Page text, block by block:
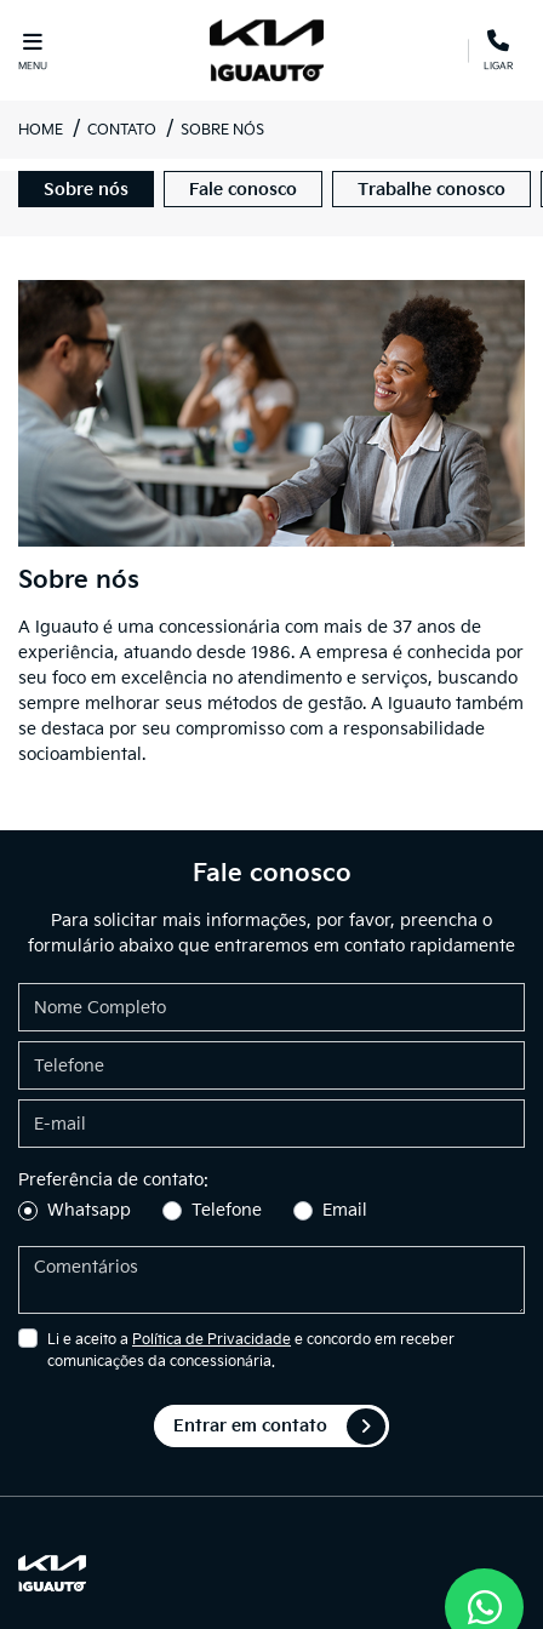
MENU LIGAR
HOME CONTATO SOBRE NÓS
Sobre nós Fale conosco Trabalhe conosco
Sobre nós
A Iguauto é uma concessionária com mais de 37 anos de
experiência, atuando desde 1986. A empresa é conhecida por
seu foco em excelência no atendimento e serviços, buscando
sempre melhorar seus métodos de gestão. A Iguauto também
se destaca por seu compromisso com a responsabilidade
socioambiental.
Fale conosco
Para solicitar mais informações, por favor, preencha o
formulário abaixo que entraremos em contato rapidamente
Preferência de contato:
Whatsapp
Telefone Email
Li e aceito a Política de Privacidade e concordo em receber
comunicações da concessionária.
Entrar em contato